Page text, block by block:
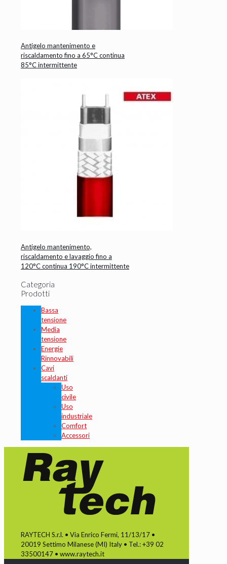
Antigelo mantenimento e
riscaldamento fino a 65°C continua
85°C intermittente
Antigelo mantenimento,
riscaldamento e lavaggio fino a
120°C continua 190°C intermittente
Categoria
Prodotti
Bassa
tensione
Media
tensione
Energie
Rinnovabili
Cavi
scaldanti
Uso
civile
Uso
industriale
Comfort
Accessori
RAYTECH S.r.l. • Via Enrico Fermi, 11/13/17 •
20019 Settimo Milanese (MI) Italy • Tel.: +39 02
33500147 • www.raytech.it